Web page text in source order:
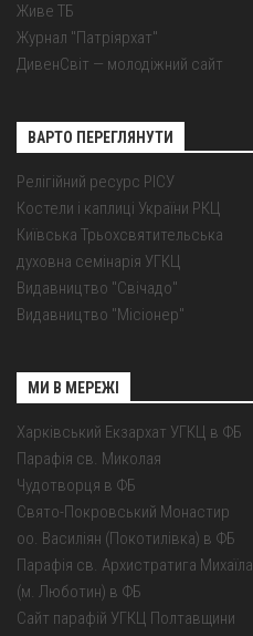
Живе ТБ
Журнал "Патріярхат"
ДивенСвіт — молодіжний сайт
ВАРТО ПЕРЕГЛЯНУТИ
Релігійний ресурс РІСУ
Костели і каплиці України РКЦ
Київська Трьохсвятительська
духовна семінарія УГКЦ
Видавництво "Свічадо"
Видавництво "Місіонер"
МИ В МЕРЕЖІ
Харківський Екзархат УГКЦ в ФБ
Парафія св. Миколая
Чудотворця в ФБ
Свято-Покровський Монастир
оо. Василіян (Покотилівка) в ФБ
Парафія св. Архистратига Михаїла
(м. Люботин) в ФБ
Сайт парафій УГКЦ Полтавщини